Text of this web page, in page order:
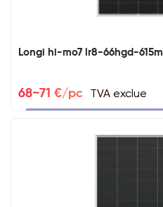
Longi hi-mo7 lr8-66hgd-615m
68~71 €/pc TVA exclue